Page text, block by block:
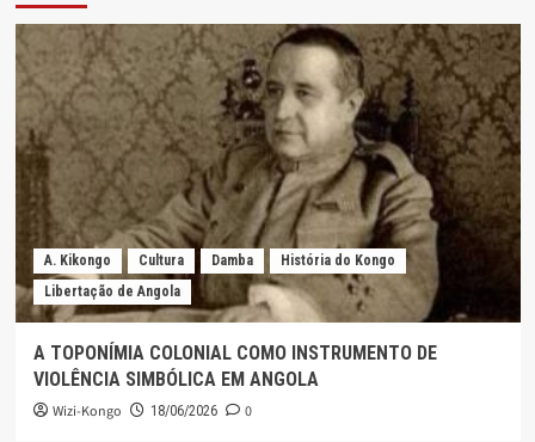
A. Kikongo Cultura Damba
História do Kongo
Libertação de Angola
A TOPONÍMIA COLONIAL COMO INSTRUMENTO DE
VIOLÊNCIA SIMBÓLICA EM ANGOLA
Wizi-Kongo 18/06/2026 0